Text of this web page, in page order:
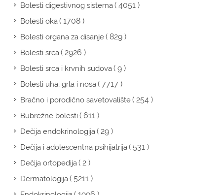
Bolesti digestivnog sistema( 4051 )
Bolesti oka( 1708 )
Bolesti organa za disanje( 829 )
Bolesti srca( 2926 )
Bolesti srca i krvnih sudova( 9 )
Bolesti uha, grla i nosa( 7717 )
Bračno i porodično savetovalište( 254 )
Bubrežne bolesti( 611 )
Dečija endokrinologija( 29 )
Dečija i adolescentna psihijatrija( 531 )
Dečija ortopedija( 2 )
Dermatologija( 5211 )